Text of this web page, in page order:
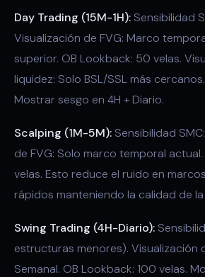
Day Trading (15M-1H): Sensibilidad
Visualización de FVG: Marco
superior. OB Lookback: 50 velas.
liquidez: Solo BSL/SSL más cercanos.
Mostrar sesgo en 4H + Diario.
Scalping (1M-5M): Sensibilidad
de FVG: Solo marco temporal
velas. Esto reduce el ruido en
rápidos manteniendo la calidad de la
Swing Trading (4H-Diario):
estructuras menores). Visualización
Semanal. OB Lookback: 100 velas.